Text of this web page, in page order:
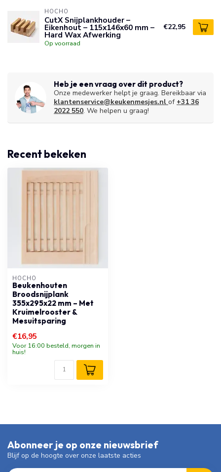
HOCHO
CutX Snijplankhouder –
Eikenhout – 115x146x60 mm –
Hard Wax Afwerking
Op voorraad
€22,95
Heb je een vraag over dit product?
Onze medewerker helpt je graag. Bereikbaar via
klantenservice@keukenmesjes.nl of +31 36
2022 550. We helpen u graag!
Recent bekeken
HOCHO
Beukenhouten
Broodsnijplank
355x295x22 mm – Met
Kruimelrooster &
Mesuitsparing
€16,95
Voor 16:00 besteld, morgen in
huis!
Abonneer je op onze nieuwsbrief
Blijf op de hoogte over onze laatste acties